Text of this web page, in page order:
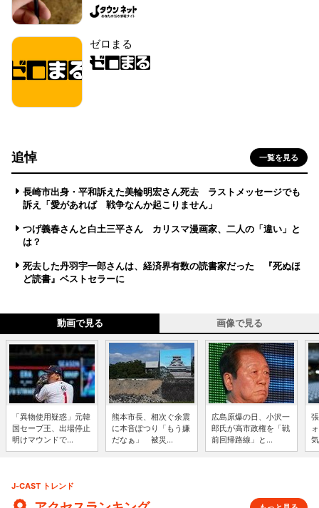
ゼロまる
追悼 一覧を見る
長崎市出身・平和訴えた美輪明宏さん死去 ラストメッセージでも
訴え「愛があれば 戦争なんか起こりません」
つげ義春さんと白土三平さん カリスマ漫画家、二人の「違い」と
は？
死去した丹羽宇一郎さんは、経済界有数の読書家だった 『死ぬほ
ど読書』ベストセラーに
動画で見る 画像で見る
「異物使用疑惑」元韓
国セーブ王、出場停止
明けマウンドで...
熊本市長、相次ぐ余震
に本音ぽつり「もう嫌
だなぁ」 被災...
広島原爆の日、小沢一
郎氏が高市政権を「戦
前回帰路線」と...
J-CAST トレンド